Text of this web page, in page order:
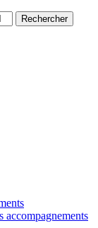
accompagnements